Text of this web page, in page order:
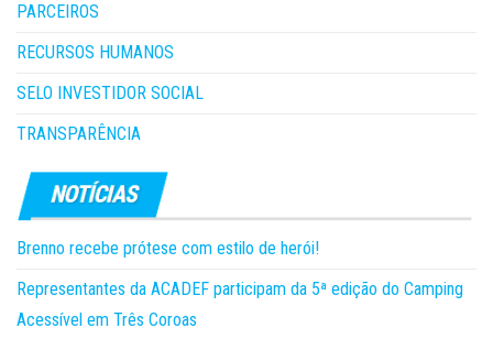
PARCEIROS
RECURSOS HUMANOS
SELO INVESTIDOR SOCIAL
TRANSPARÊNCIA
Brenno recebe prótese com estilo de herói!
Representantes da ACADEF participam da 5ª edição do Camping
Acessível em Três Coroas